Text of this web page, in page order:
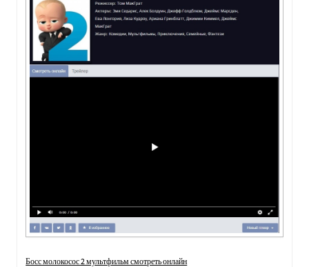
Босс молокосос 2 мультфильм смотреть онлайн